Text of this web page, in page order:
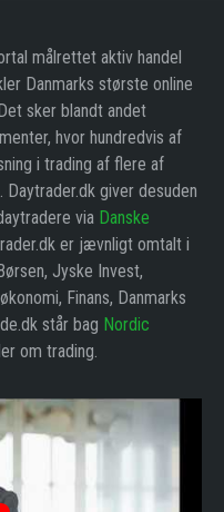
målrettet aktiv handel
Danmarks største online
sker blandt andet
hvor hundredvis af
i trading af flere af
giver desuden
via Danske
er jævnligt omtalt i
Jyske Invest,
Finans, Danmarks
står bag Nordic
om trading.